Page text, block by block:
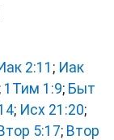
2:11 ; Иак
; 1Тим 1:9; Быт
; Исх 21:20;
5:17; Втор